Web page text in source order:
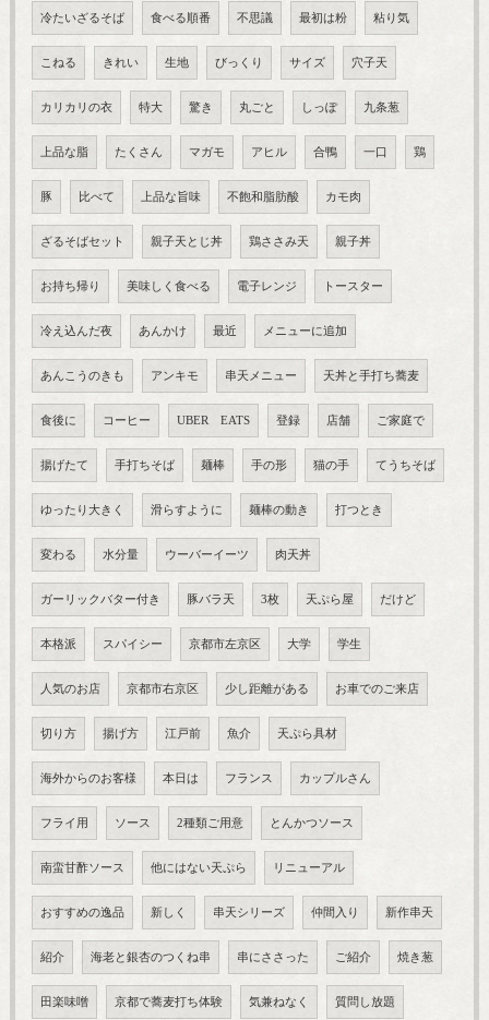
冷たいざるそば 食べる順番 不思議 最初は粉 粘り気
こねる きれい 生地 びっくり サイズ 穴子天
カリカリの衣 特大 驚き 丸ごと しっぽ 九条葱
上品な脂 たくさん マガモ アヒル 合鴨 一口 鶏
豚 比べて 上品な旨味 不飽和脂肪酸 カモ肉
ざるそばセット 親子天とじ丼 鶏ささみ天 親子丼
お持ち帰り 美味しく食べる 電子レンジ トースター
冷え込んだ夜 あんかけ 最近 メニューに追加
あんこうのきも アンキモ 串天メニュー 天丼と手打ち蕎麦
食後に コーヒー UBER EATS 登録 店舗 ご家庭で
揚げたて 手打ちそば 麺棒 手の形 猫の手 てうちそば
ゆったり大きく 滑らすように 麺棒の動き 打つとき
変わる 水分量 ウーバーイーツ 肉天丼
ガーリックバター付き 豚バラ天 3枚 天ぷら屋 だけど
本格派 スパイシー 京都市左京区 大学 学生
人気のお店 京都市右京区 少し距離がある お車でのご来店
切り方 揚げ方 江戸前 魚介 天ぷら具材
海外からのお客様 本日は フランス カップルさん
フライ用 ソース 2種類ご用意 とんかつソース
南蛮甘酢ソース 他にはない天ぷら リニューアル
おすすめの逸品 新しく 串天シリーズ 仲間入り 新作串天
紹介 海老と銀杏のつくね串 串にささった ご紹介 焼き葱
田楽味噌 京都で蕎麦打ち体験 気兼ねなく 質問し放題